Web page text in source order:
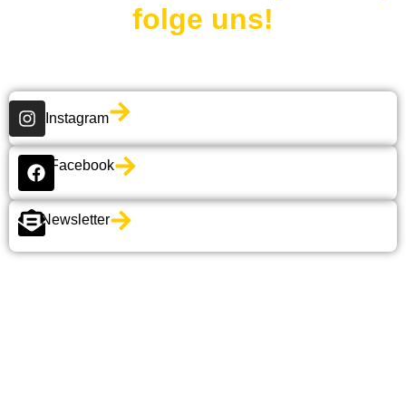
folge uns!
Instagram
Facebook
Newsletter